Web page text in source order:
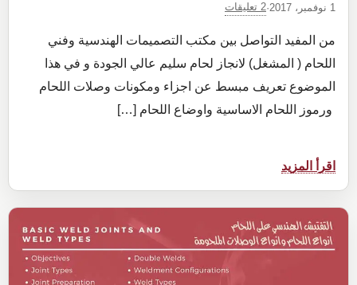
1 نوفمبر، 2017 ·2 تعليقات
من المفيد التواصل بين مكتب التصميمات الهندسية وفني
اللحام ( المشغل) لانجاز لحام سليم عالي الجودة و في هذا
الموضوع تعريف مبسط عن اجزاء ومكونات وصلات اللحام
ورموز اللحام الاساسية واوضاع اللحام […]
اقرأ المزيد
مختصر
اساسيات
اللحام